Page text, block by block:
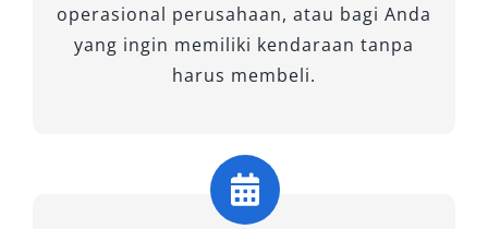
Bagi pelanggan yang menginginkan
pengalaman perjalanan dengan sentuhan
memberikan kenyamanan kelas premium,
sangat cocok untuk perjalanan wisata VIP,
tamu perusahaan, atau acara penting seperti
operasional perusahaan, atau bagi Anda
yang ingin memiliki kendaraan tanpa
harus membeli.